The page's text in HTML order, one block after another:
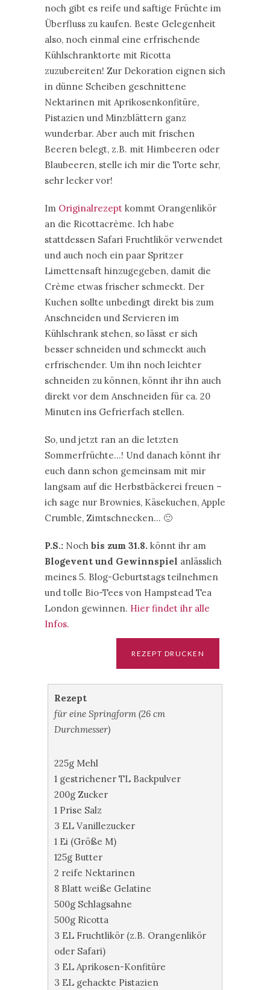
noch gibt es reife und saftige Früchte im
Überfluss zu kaufen. Beste Gelegenheit
also, noch einmal eine erfrischende
Kühlschranktorte mit Ricotta
zuzubereiten! Zur Dekoration eignen sich
in dünne Scheiben geschnittene
Nektarinen mit Aprikosenkonfitüre,
Pistazien und Minzblättern ganz
wunderbar. Aber auch mit frischen
Beeren belegt, z.B. mit Himbeeren oder
Blaubeeren, stelle ich mir die Torte sehr,
sehr lecker vor!
Im Originalrezept kommt Orangenlikör
an die Ricottacrème. Ich habe
stattdessen Safari Fruchtlikör verwendet
und auch noch ein paar Spritzer
Limettensaft hinzugegeben, damit die
Crème etwas frischer schmeckt. Der
Kuchen sollte unbedingt direkt bis zum
Anschneiden und Servieren im
Kühlschrank stehen, so lässt er sich
besser schneiden und schmeckt auch
erfrischender. Um ihn noch leichter
schneiden zu können, könnt ihr ihn auch
direkt vor dem Anschneiden für ca. 20
Minuten ins Gefrierfach stellen.
So, und jetzt ran an die letzten
Sommerfrüchte…! Und danach könnt ihr
euch dann schon gemeinsam mit mir
langsam auf die Herbstbäckerei freuen –
ich sage nur Brownies, Käsekuchen, Apple
Crumble, Zimtschnecken… 🙂
P.S.: Noch bis zum 31.8. könnt ihr am
Blogevent und Gewinnspiel anlässlich
meines 5. Blog-Geburtstags teilnehmen
und tolle Bio-Tees von Hampstead Tea
London gewinnen. Hier findet ihr alle
Infos.
Rezept
für eine Springform (26 cm
Durchmesser)
225g Mehl
1 gestrichener TL Backpulver
200g Zucker
1 Prise Salz
3 EL Vanillezucker
1 Ei (Größe M)
125g Butter
2 reife Nektarinen
8 Blatt weiße Gelatine
500g Schlagsahne
500g Ricotta
3 EL Fruchtlikör (z.B. Orangenlikör
oder Safari)
3 EL Aprikosen-Konfitüre
3 EL gehackte Pistazien